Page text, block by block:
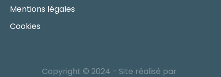
Mentions légales
Cookies
Copyright © 2024 - Site réalisé par